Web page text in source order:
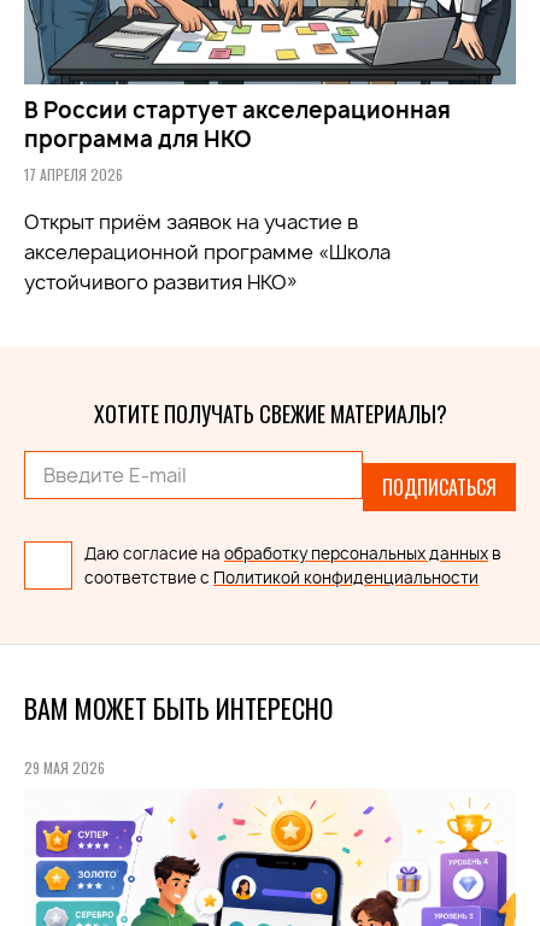
В России стартует акселерационная
программа для НКО
17 АПРЕЛЯ 2026
Открыт приём заявок на участие в
акселерационной программе «Школа
устойчивого развития НКО»
ХОТИТЕ ПОЛУЧАТЬ СВЕЖИЕ МАТЕРИАЛЫ?
ПОДПИСАТЬСЯ
Даю согласие на обработку персональных данных в
соответствие с Политикой конфиденциальности
ВАМ МОЖЕТ БЫТЬ ИНТЕРЕСНО
29 МАЯ 2026